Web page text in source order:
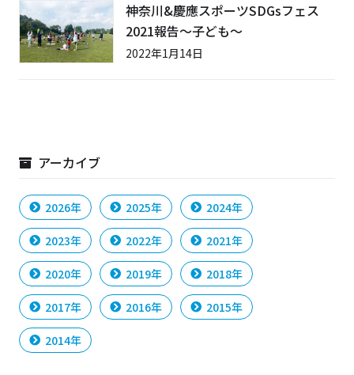
神奈川&慶應スポーツSDGsフェス
2021報告〜子ども〜
2022年1月14日
アーカイブ
2026年 2025年 2024年
2023年 2022年 2021年
2020年 2019年 2018年
2017年 2016年 2015年
2014年